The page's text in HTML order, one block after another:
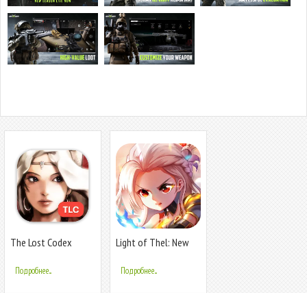
The Lost Codex
Подробнее...
Light of Thel: New
Подробнее...